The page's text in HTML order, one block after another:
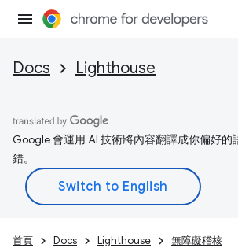
Docs Lighthouse
Google 會運用 AI 技術將內容翻譯成你偏好的
錯。
首頁 Docs Lighthouse 無障礙稽核